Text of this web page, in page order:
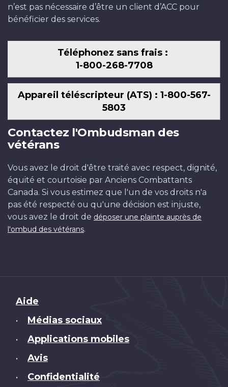
n’est pas nécessaire d’être un client d’ACC pour
bénéficier des services.
Téléphonez sans frais :
1-800-268-7708
Appareil téléscripteur (ATS) : 1-800-567-
5803
Contactez l'Ombudsman des
vétérans
Vous avez le droit d'être traité avec respect, dignité,
équité et courtoisie par Anciens Combattants
Canada. Si vous estimez que l'un de vos droits n'a
pas été respecté ou qu'une décision est injuste,
vous avez le droit de déposer une plainte auprès de
l'ombud des vétérans.
Brand
Aide
• Médias sociaux
• Applications mobiles
• Avis
• Confidentialité